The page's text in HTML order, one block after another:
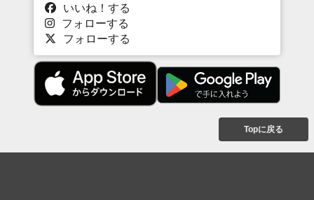
いいね！する
フォローする
フォローする
Topに戻る